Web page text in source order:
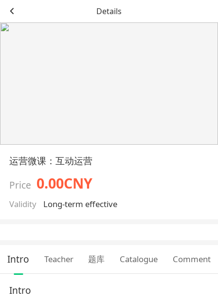
Details
运营微课：互动运营
Price 0.00CNY
Validity Long-term effective
Intro Teacher 题库 Catalogue Comment
Intro